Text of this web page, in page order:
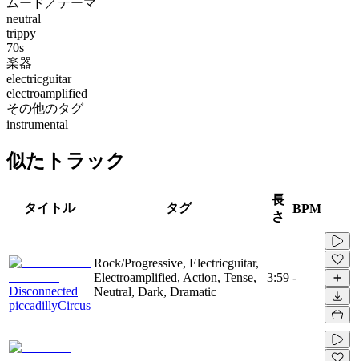
neutral
trippy
70s
楽器
electricguitar
electroamplified
その他のタグ
instrumental
似たトラック
タイトル タグ
長
さ
BPM
Disconnected
piccadillyCircus
Rock/Progressive, Electricguitar,
Electroamplified, Action, Tense,
Neutral, Dark, Dramatic
3:59 -